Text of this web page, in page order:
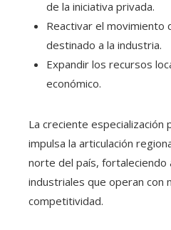
de la iniciativa privada.
Reactivar el movimiento
destinado a la industria.
Expandir los recursos
económico.
La creciente especialización
impulsa la articulación
norte del país, fortaleciendo
industriales que operan con
competitividad.